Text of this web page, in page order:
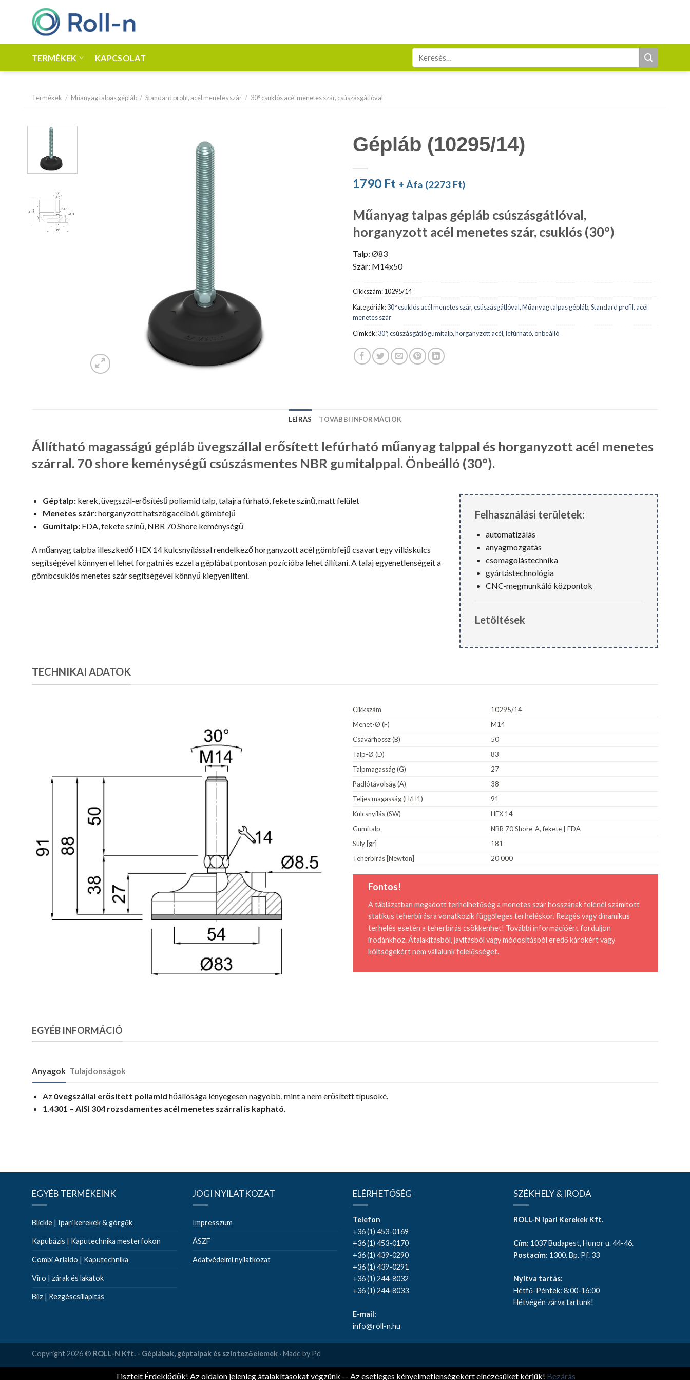
TERMÉKEK KAPCSOLAT
Keresés
következőre:
Termékek / Műanyag talpas gépláb / Standard profil, acél menetes szár / 30° csuklós acél menetes szár, csúszásgátlóval
Gépláb (10295/14)
1790 Ft + Áfa (2273 Ft)
Műanyag talpas gépláb csúszásgátlóval,
horganyzott acél menetes szár, csuklós (30°)
Talp: Ø83
Szár: M14x50
Cikkszám:10295/14
Kategóriák:30° csuklós acél menetes szár, csúszásgátlóval,Műanyag talpas gépláb,Standard profil, acél
menetes szár
Címkék:30°,csúszásgátló gumitalp,horganyzott acél,lefúrható,önbeálló
LEÍRÁS TOVÁBBI INFORMÁCIÓK
Állítható magasságú gépláb üvegszállal erősített lefúrható műanyag talppal és horganyzott acél menetes
szárral. 70 shore keménységű csúszásmentes NBR gumitalppal. Önbeálló (30°).
Géptalp:kerek, üvegszál-erősítésű poliamid talp, talajra fúrható, fekete színű, matt felület
Menetes szár:horganyzott hatszögacélból, gömbfejű
Gumitalp:FDA, fekete színű, NBR 70 Shore keménységű
A műanyag talpba illeszkedő HEX 14 kulcsnyílással rendelkező horganyzott acél gömbfejű csavart egy villáskulcs
segítségével könnyen el lehet forgatni és ezzel a géplábat pontosan pozícióba lehet állítani. A talaj egyenetlenségeit a
gömbcsuklós menetes szár segítségével könnyű kiegyenlíteni.
Felhasználási területek:
automatizálás
anyagmozgatás
csomagolástechnika
gyártástechnológia
CNC-megmunkáló központok
Letöltések
TECHNIKAI ADATOK
Cikkszám
10295/14
Menet-Ø (F)
M14
Csavarhossz (B)
50
Talp-Ø (D)
83
Talpmagasság (G)
27
Padlótávolság (A)
38
Teljes magasság (H/H1)
91
Kulcsnyílás (SW)
HEX 14
Gumitalp
NBR 70 Shore-A, fekete | FDA
Súly [gr]
181
Teherbírás [Newton]
20 000
Fontos!
A táblázatban megadott terhelhetőség a menetes szár hosszának felénél számított
statikus teherbírásra vonatkozik függőleges terheléskor. Rezgés vagy dinamikus
terhelés esetén a teherbírás csökkenhet! További információért forduljon
irodánkhoz. Átalakításból, javításból vagy módosításból eredő károkért vagy
költségekért nem vállalunk felelősséget.
EGYÉB INFORMÁCIÓ
Anyagok Tulajdonságok
Az üvegszállal erősített poliamid hőállósága lényegesen nagyobb, mint a nem erősített típusoké.
1.4301 – AISI 304 rozsdamentes acél menetes szárral is kapható.
EGYÉB TERMÉKEINK
Blickle | Ipari kerekek & görgők
Kapubázis | Kaputechnika mesterfokon
Combi Arialdo | Kaputechnika
Viro | zárak és lakatok
Bilz | Rezgéscsillapítás
JOGI NYILATKOZAT
Impresszum
ÁSZF
Adatvédelmi nyilatkozat
ELÉRHETŐSÉG
Telefon
+36 (1) 453-0169
+36 (1) 453-0170
+36 (1) 439-0290
+36 (1) 439-0291
+36 (1) 244-8032
+36 (1) 244-8033
E-mail:
info@roll-n.hu
SZÉKHELY & IRODA
ROLL-N ipari Kerekek Kft.
Cím: 1037 Budapest, Hunor u. 44-46.
Postacím: 1300. Bp. Pf. 33
Nyitva tartás:
Hétfő-Péntek: 8:00-16:00
Hétvégén zárva tartunk!
Copyright 2026 © ROLL-N Kft. - Géplábak, géptalpak és szintezőelemek · Made by Pd
Tisztelt Érdeklődők! Az oldalon jelenleg átalakításokat végzünk — Az esetleges kényelmetlenségekért elnézésüket kérjük! Bezárás